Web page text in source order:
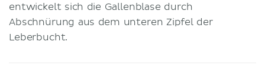
entwickelt sich die Gallenblase durch
Abschnürung aus dem unteren Zipfel der
Leberbucht.